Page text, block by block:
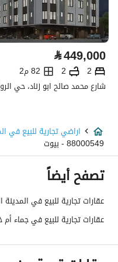
خدمات العقار
لا يوجد خدمات
تفاصيل اضافية
عرض الشارع
رقم المخطط
26 /
رقم صك الملكية
واجهة العقار
-
⃁449,000
2
2
82 م2
اراضي تجارية للبيع في
88000549 - بيوت
تصفح أيضاً
عقارات تجارية للبيع في المدينة
عقارات تجارية للبيع في جماء أم